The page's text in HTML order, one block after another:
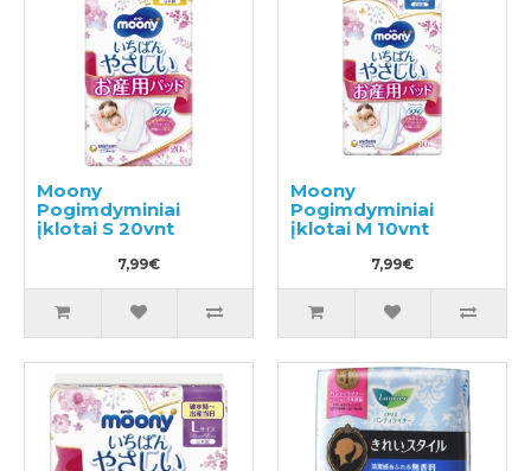
Moony
Pogimdyminiai
įklotai S 20vnt
7,99€
Moony
Pogimdyminiai
įklotai M 10vnt
7,99€